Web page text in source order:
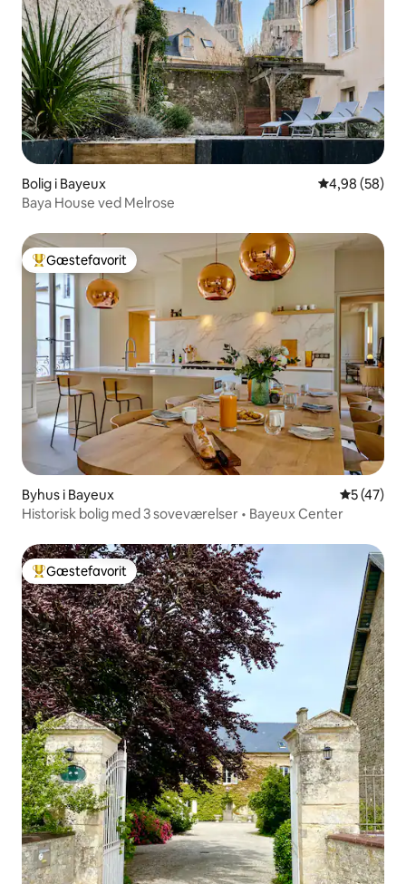
Bolig i Bayeux 4,98 ud af 5 i
4,98 (58)
Baya House ved Melrose
Bedste gæstefavorit
Gæstefavorit
Byhus i Bayeux 5 ud af 5 i
5 (47)
Historisk bolig med 3 soveværelser • Bayeux Center
Bedste gæstefavorit
Gæstefavorit